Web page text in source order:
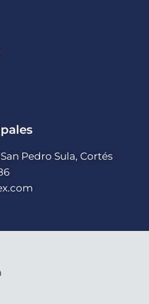
San Pedro Sula, Cortés